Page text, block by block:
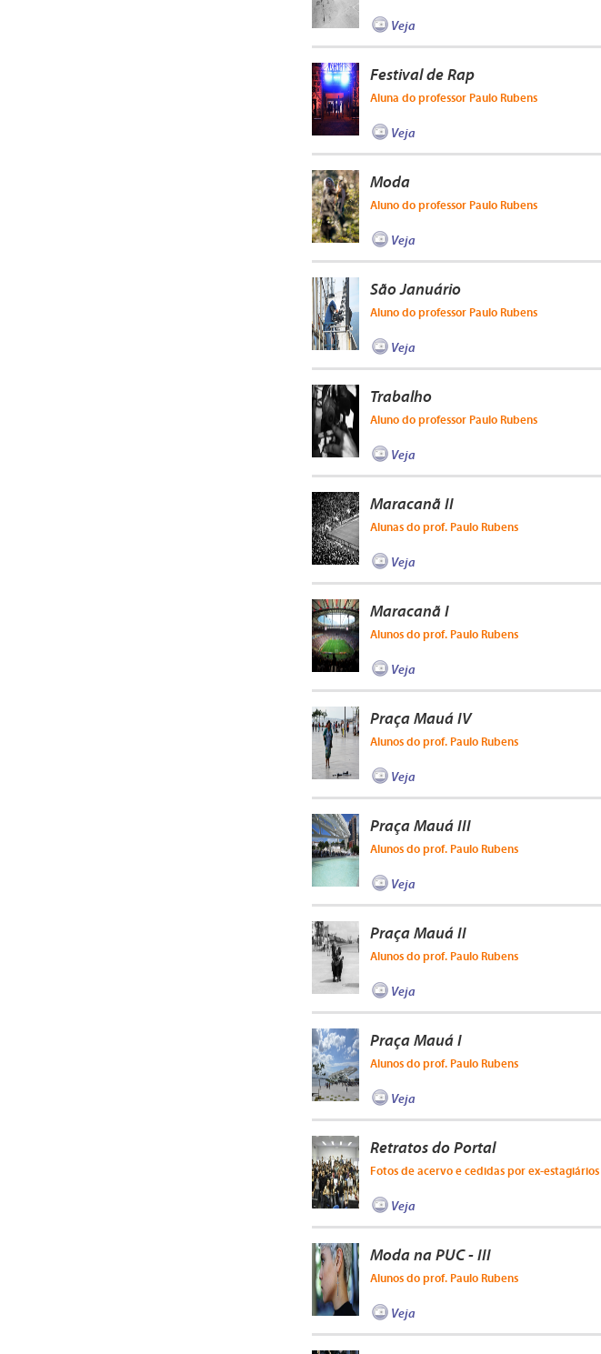
Veja
Festival de Rap
Aluna do professor Paulo Rubens
Veja
Moda
Aluno do professor Paulo Rubens
Veja
São Januário
Aluno do professor Paulo Rubens
Veja
Trabalho
Aluno do professor Paulo Rubens
Veja
Maracanã II
Alunas do prof. Paulo Rubens
Veja
Maracanã I
Alunos do prof. Paulo Rubens
Veja
Praça Mauá IV
Alunos do prof. Paulo Rubens
Veja
Praça Mauá III
Alunos do prof. Paulo Rubens
Veja
Praça Mauá II
Alunos do prof. Paulo Rubens
Veja
Praça Mauá I
Alunos do prof. Paulo Rubens
Veja
Retratos do Portal
Fotos de acervo e cedidas por ex-estagiários
Veja
Moda na PUC - III
Alunos do prof. Paulo Rubens
Veja